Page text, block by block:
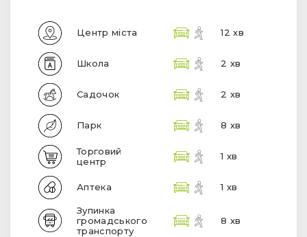
Центр міста 12 хв
Школа 2 хв
Садочок 2 хв
Парк 8 хв
Торговий
центр
1 хв
Аптека 1 хв
Зупинка
громадського
транспорту
8 хв